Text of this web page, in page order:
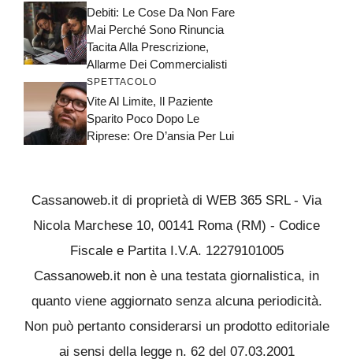
Debiti: Le Cose Da Non Fare
Mai Perché Sono Rinuncia
Tacita Alla Prescrizione,
Allarme Dei Commercialisti
SPETTACOLO
Vite Al Limite, Il Paziente
Sparito Poco Dopo Le
Riprese: Ore D’ansia Per Lui
Cassanoweb.it di proprietà di WEB 365 SRL - Via
Nicola Marchese 10, 00141 Roma (RM) - Codice
Fiscale e Partita I.V.A. 12279101005
Cassanoweb.it non è una testata giornalistica, in
quanto viene aggiornato senza alcuna periodicità.
Non può pertanto considerarsi un prodotto editoriale
ai sensi della legge n. 62 del 07.03.2001